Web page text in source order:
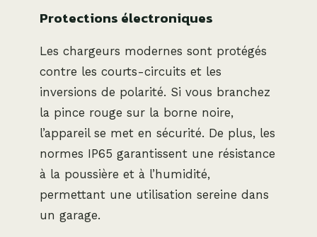
Protections électroniques
Les chargeurs modernes sont protégés
contre les courts-circuits et les
inversions de polarité. Si vous branchez
la pince rouge sur la borne noire,
l’appareil se met en sécurité. De plus, les
normes IP65 garantissent une résistance
à la poussière et à l’humidité,
permettant une utilisation sereine dans
un garage.